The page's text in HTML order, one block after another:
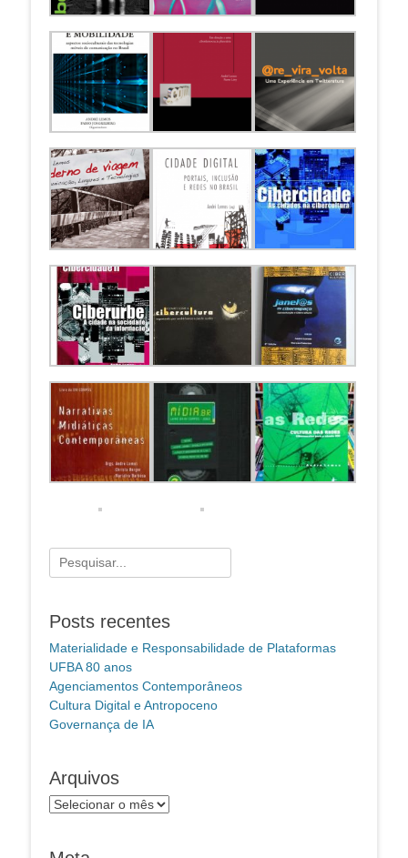
Pesquisar
por:
Posts recentes
Materialidade e Responsabilidade de Plataformas
UFBA 80 anos
Agenciamentos Contemporâneos
Cultura Digital e Antropoceno
Governança de IA
Arquivos
Arquivos